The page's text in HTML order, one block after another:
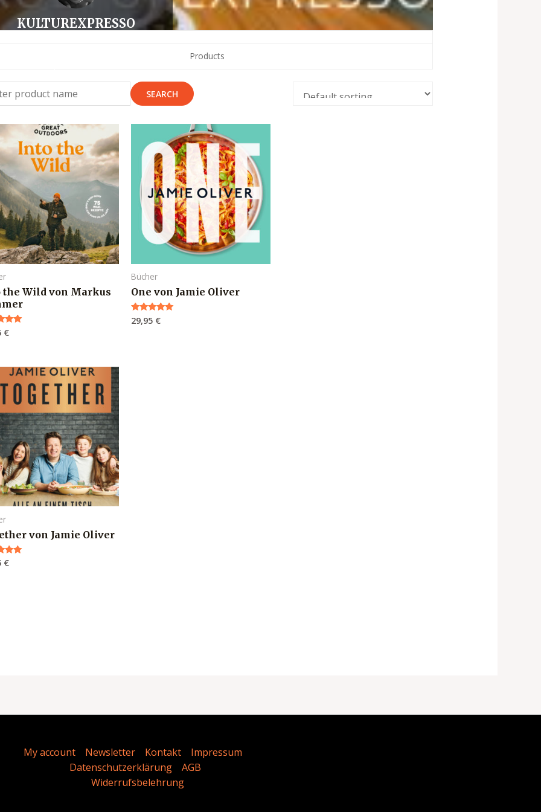
KULTUREXPRESSO
03044323403
redaktion@kulturexpresso.de
5.00 rating from 4 reviews
Products
the Wild von Markus
mit
€
Bücher
One von Jamie Oliver
Bewertet mit
5.00
29,95 €
von Jamie Oliver
mit
€
My account Newsletter Kontakt
Impressum
Datenschutzerklärung
AGB
Widerrufsbelehrung